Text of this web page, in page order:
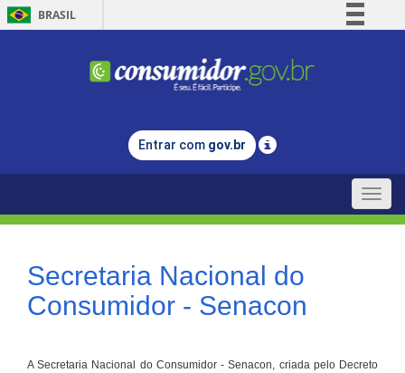
BRASIL
Comunica BR
Legislação
Entrar com gov.br
Toggle
Secretaria Nacional do
Consumidor - Senacon
A Secretaria Nacional do Consumidor - Senacon, criada pelo Decreto